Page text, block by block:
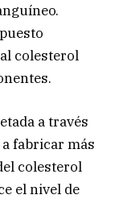
colesterol
a través
fabricar más
colesterol
el nivel de